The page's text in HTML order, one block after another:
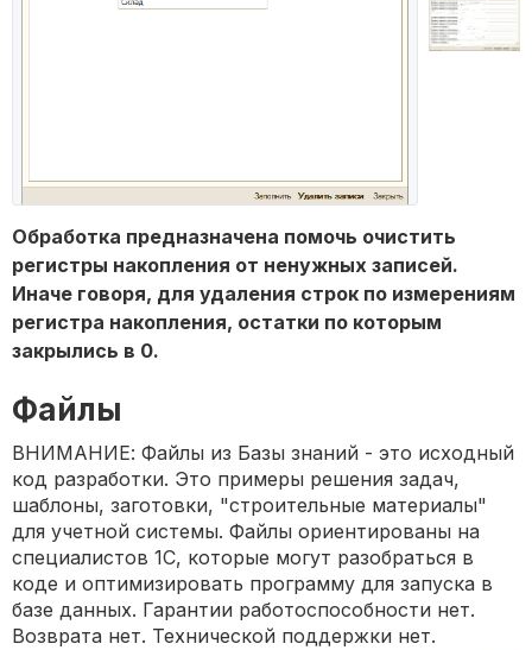
Обработка предназначена помочь очистить
регистры накопления от ненужных записей.
Иначе говоря, для удаления строк по измерениям
регистра накопления, остатки по которым
закрылись в 0.
Файлы
ВНИМАНИЕ: Файлы из Базы знаний - это исходный
код разработки. Это примеры решения задач,
шаблоны, заготовки, "строительные материалы"
для учетной системы. Файлы ориентированы на
специалистов 1С, которые могут разобраться в
коде и оптимизировать программу для запуска в
базе данных. Гарантии работоспособности нет.
Возврата нет. Технической поддержки нет.